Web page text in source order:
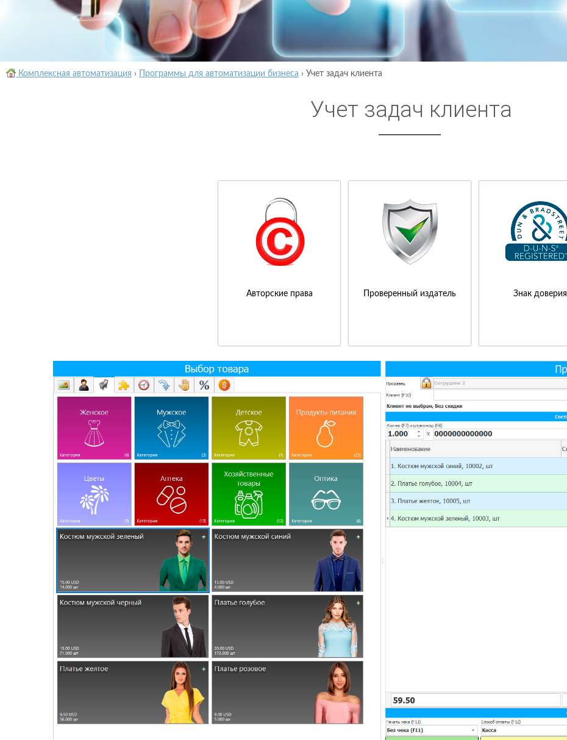
Комплексная автоматизация › Программы для автоматизации бизнеса › Учет задач клиента
Учет задач клиента
Авторские права Проверенный издатель Знак доверия